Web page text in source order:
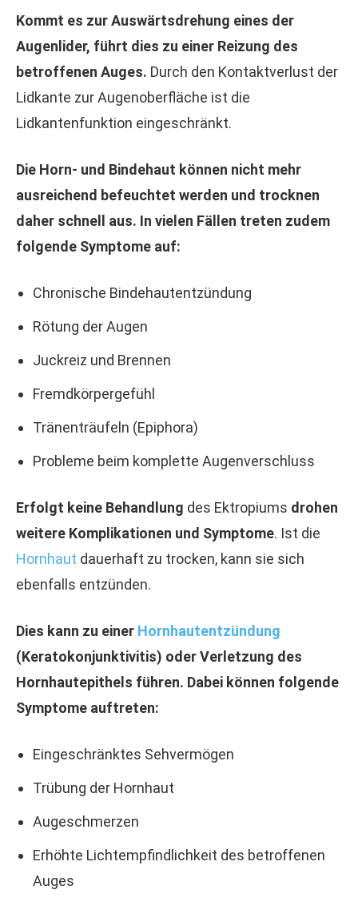
Kommt es zur Auswärtsdrehung eines der
Augenlider, führt dies zu einer Reizung des
betroffenen Auges. Durch den Kontaktverlust der
Lidkante zur Augenoberfläche ist die
Lidkantenfunktion eingeschränkt.
Die Horn- und Bindehaut können nicht mehr
ausreichend befeuchtet werden und trocknen
daher schnell aus. In vielen Fällen treten zudem
folgende Symptome auf:
Chronische Bindehautentzündung
Rötung der Augen
Juckreiz und Brennen
Fremdkörpergefühl
Tränenträufeln (Epiphora)
Probleme beim komplette Augenverschluss
Erfolgt keine Behandlung des Ektropiums drohen
weitere Komplikationen und Symptome. Ist die
Hornhaut dauerhaft zu trocken, kann sie sich
ebenfalls entzünden.
Dies kann zu einer Hornhautentzündung
(Keratokonjunktivitis) oder Verletzung des
Hornhautepithels führen. Dabei können folgende
Symptome auftreten:
Eingeschränktes Sehvermögen
Trübung der Hornhaut
Augeschmerzen
Erhöhte Lichtempfindlichkeit des betroffenen
Auges